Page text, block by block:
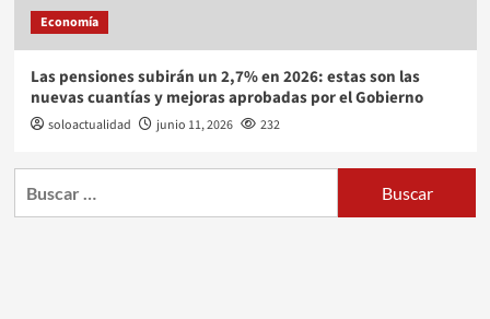
Economía
Las pensiones subirán un 2,7% en 2026: estas son las
nuevas cuantías y mejoras aprobadas por el Gobierno
soloactualidad junio 11, 2026 232